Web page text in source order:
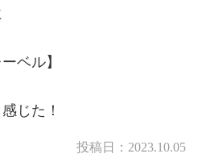
ベル】
じた！
投稿日： 2023.10.05